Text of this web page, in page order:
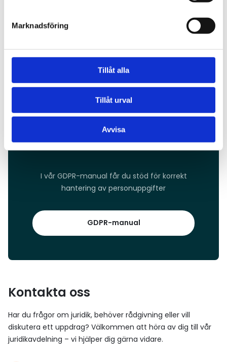
Marknadsföring
Tillåt alla
Tillåt urval
Avvisa
regelefterlevnad och affärsrelationer.
Vår GDPR-manual
I vår GDPR-manual får du stöd för korrekt
hantering av personuppgifter
GDPR-manual
Kontakta oss
Har du frågor om juridik, behöver rådgivning eller vill
diskutera ett uppdrag? Välkommen att höra av dig till vår
juridikavdelning – vi hjälper dig gärna vidare.